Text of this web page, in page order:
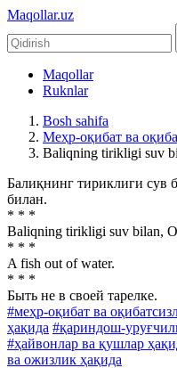
Maqollar.uz
Maqollar
Ruknlar
Bosh sahifa
Меҳр-оқибат ва
Baliqning tirikligi suv
Балиқнинг тириклиги сув
билан.
* * *
Baliqning tirikligi suv bilan,
* * *
A fish out of water.
* * *
Быть не в своей тарелке.
#меҳр-оқибат ва
ҳақида #қариндош-
#ҳайвонлар ва қушлар
ва ожизлик ҳақида